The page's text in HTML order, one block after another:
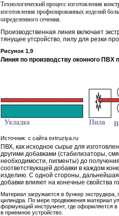
Технологический процесс изготовления
изготовления профилированных изделий
определенного сечения.
Производственная линия включает
тянущее утсройство, пилу для резки
Рисунок 1.9
Линия по производству оконного ПВХ
Источник: с сайта extruziya.ru
ПВХ, как исходное сырье для
другими добавками (стабилизаторы,
необходимости, пигменты) до
соответствующей добавки в каждом
изделию. С одной стороны,
добавки влияют на конечные свойства
Материал загружается в бункер
цилиндра. По мере продвижения материал
формующий инструмент, где оформляется в
в приемное устройство.